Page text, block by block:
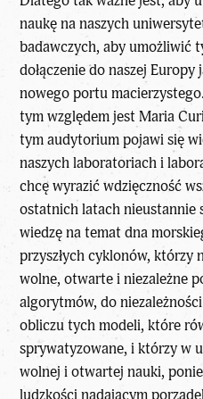
naukę na naszych
badawczych, aby umożliwić
dołączenie do naszej
nowego portu
tym względem jest Maria
tym audytorium pojawi się
naszych laboratoriach i
chcę wyrazić wdzięczność
ostatnich latach nieustannie
wiedzę na temat dna
przyszłych cyklonów, którzy
wolne, otwarte i niezależne
algorytmów, do
obliczu tych modeli, które
sprywatyzowane, i którzy w
wolnej i otwartej nauki,
ludzkości nadającym